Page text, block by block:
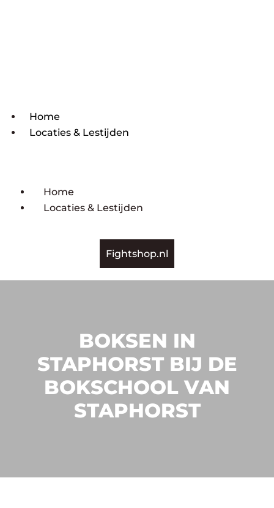
Home
Locaties & Lestijden
Home
Locaties & Lestijden
Fightshop.nl
BOKSEN IN
STAPHORST BIJ DE
BOKSCHOOL VAN
STAPHORST